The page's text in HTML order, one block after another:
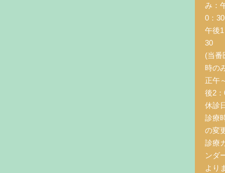
み：
0：
午後
30
(当番
時の
正午
後2
休診
診療
の変
診療
ンダ
より